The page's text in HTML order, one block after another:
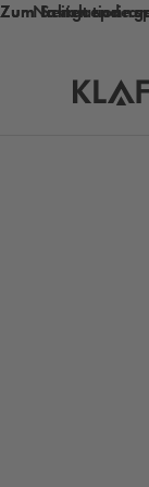
Zum Inhalt
Zum Seitenende
Zur Navigation